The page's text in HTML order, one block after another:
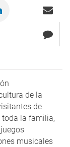
de la
de
toda la familia,
musicales